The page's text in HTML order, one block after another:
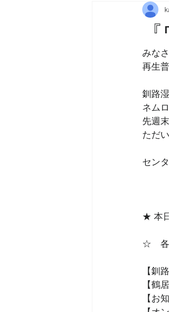
みな
再生
釧路
ネム
先週
ただ
セン
★ 本
☆　
【釧
【鶴
【お